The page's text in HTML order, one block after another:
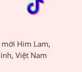
Him Lam,
Việt Nam